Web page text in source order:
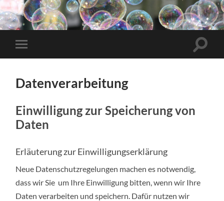
Datenverarbeitung
Einwilligung zur Speicherung von
Daten
Erläuterung zur Einwilligungserklärung
Neue Datenschutzregelungen machen es notwendig,
dass wir Sie um Ihre Einwilligung bitten, wenn wir Ihre
Daten verarbeiten und speichern. Dafür nutzen wir